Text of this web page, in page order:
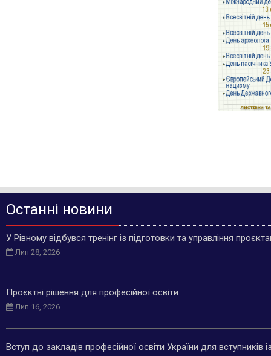
Останні новини
У Рівному відбувся тренінг із підготовки та управління
Лип 28, 2026
Проєктні рішення для професійної освіти
Лип 16, 2026
Вступ до закладів професійної освіти України для